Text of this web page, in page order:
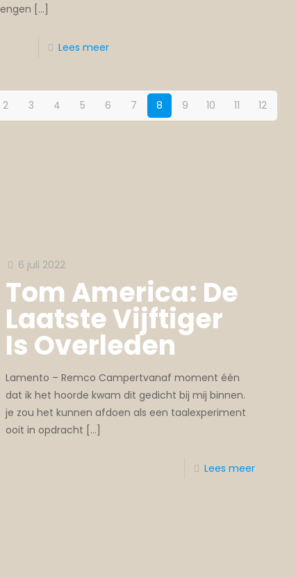
[…]
Lees meer
2 3 4 5 6 7 8 9 10 11 12
6 juli 2022
Tom America: De
Laatste Vijftiger
Is Overleden
Lamento – Remco Campertvanaf moment één
dat ik het hoorde kwam dit gedicht bij mij binnen.
je zou het kunnen afdoen als een taalexperiment
ooit in opdracht […]
Lees meer